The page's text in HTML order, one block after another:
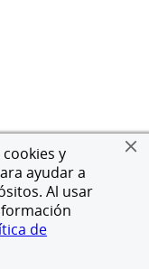
y
ayudar a
Al usar
de